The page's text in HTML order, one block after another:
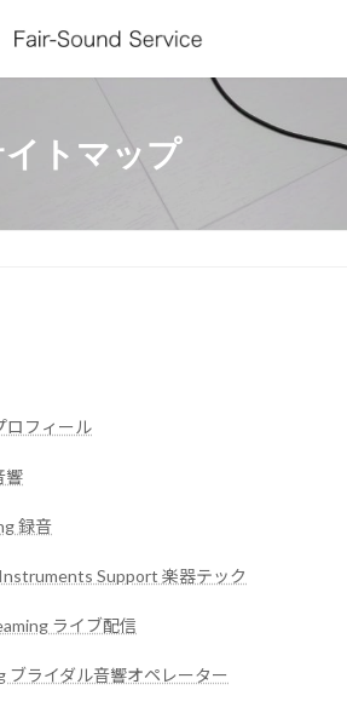
トマップ
ロフィール
響
録音
Support 楽器テック
ライブ配信
ブライダル音響オペレーター